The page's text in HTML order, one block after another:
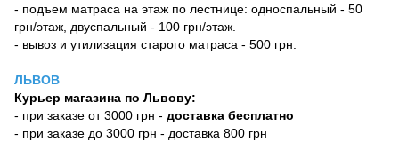
- подъем матраса на этаж по лестнице: односпальный - 50
грн/этаж, двуспальный - 100 грн/этаж.
- вывоз и утилизация старого матраса - 500 грн.
ЛЬВОВ
Курьер магазина по Львову:
- при заказе от 3000 грн - доставка бесплатно
- при заказе до 3000 грн - доставка 800 грн